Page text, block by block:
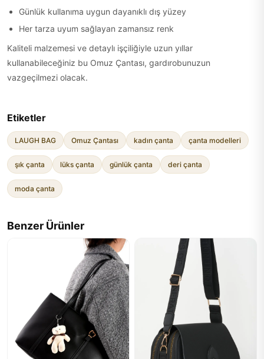
Günlük kullanıma uygun dayanıklı dış yüzey
Her tarza uyum sağlayan zamansız renk
Kaliteli malzemesi ve detaylı işçiliğiyle uzun yıllar
kullanabileceğiniz bu Omuz Çantası, gardırobunuzun
vazgeçilmezi olacak.
Etiketler
LAUGH BAG Omuz Çantası kadın çanta çanta modelleri
şık çanta lüks çanta günlük çanta deri çanta
moda çanta
Benzer Ürünler